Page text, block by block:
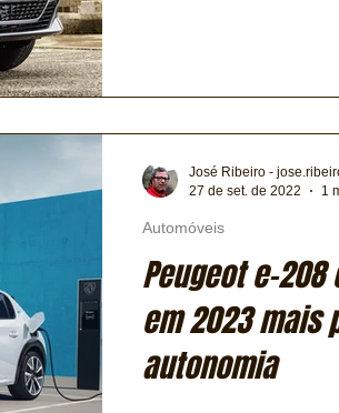
Peugeot e-
em 2023 mais
autonomia
Automóveis
José Ribeiro -
27 de set. de 2022
1